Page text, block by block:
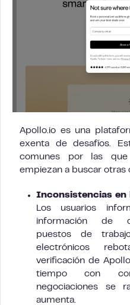
Apollo.io es una
exenta de desafíos.
comunes por las
empiezan a buscar otras
Inconsistencias en
Los usuarios
información de
puestos de
electrónicos
verificación de
tiempo con
negociaciones se
aumenta.